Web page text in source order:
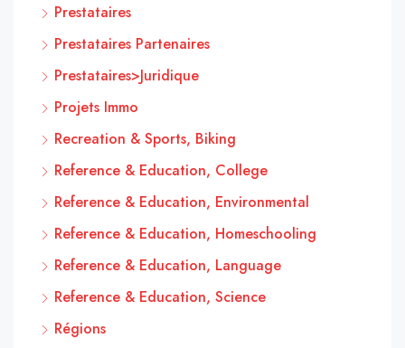
Prestataires
Prestataires Partenaires
Prestataires>Juridique
Projets Immo
Recreation & Sports, Biking
Reference & Education, College
Reference & Education, Environmental
Reference & Education, Homeschooling
Reference & Education, Language
Reference & Education, Science
Régions